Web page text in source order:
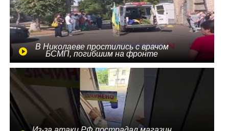
В Николаеве простились с врачом
БСМП, погибшим на фронте